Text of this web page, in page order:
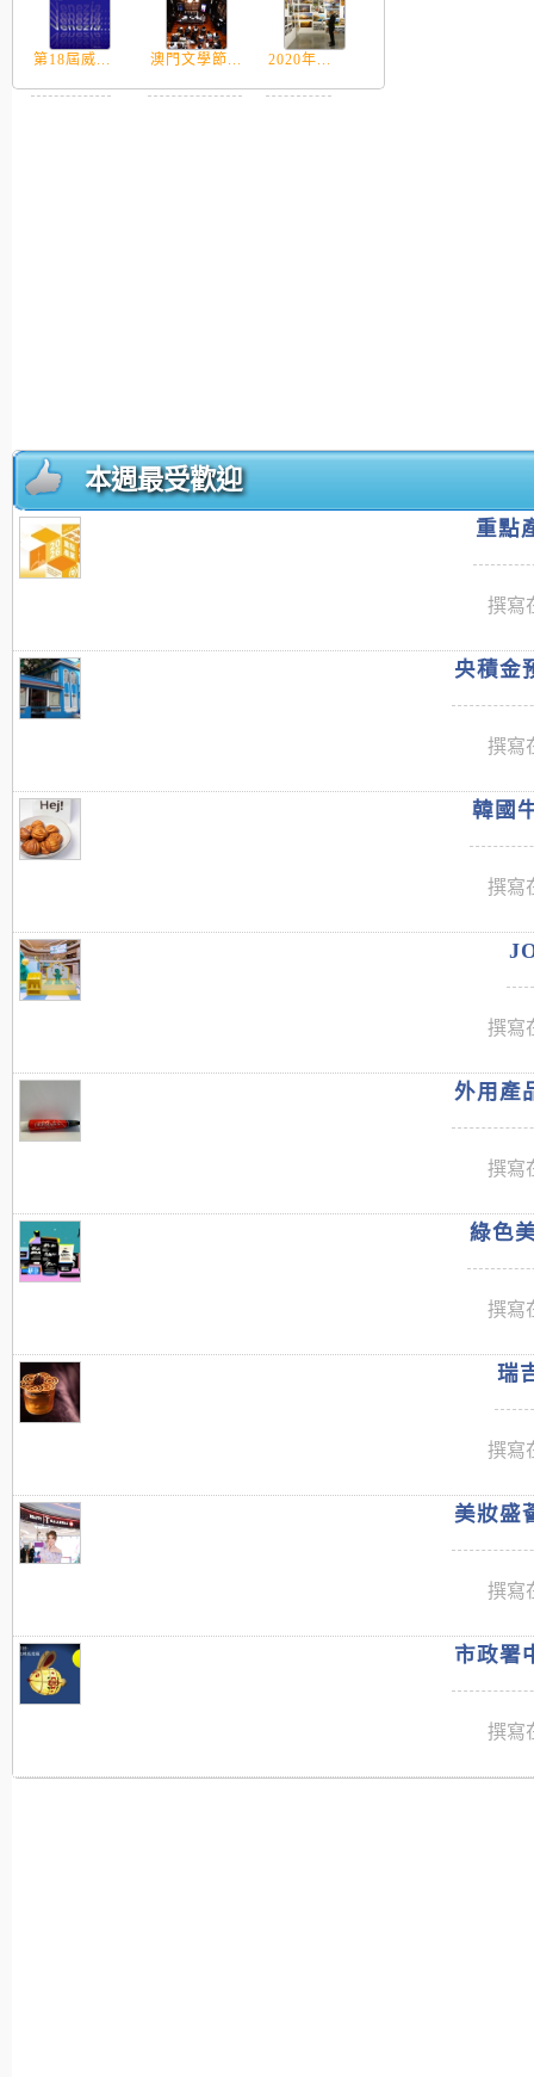
第18屆威... 澳門文學節... 2020年...
本週最受歡迎
重點
撰寫
央積金
撰寫
韓國
撰寫
撰寫
外用產
撰寫
綠色
撰寫
瑞
撰寫
美妝盛
撰寫
市政署
撰寫